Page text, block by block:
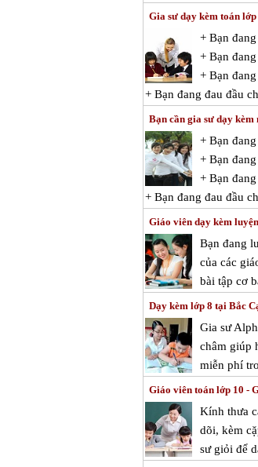
Gia sư dạy kèm toán
+ Bạn
+ Bạn
+ Bạn
+ Bạn đang đau đầu
Bạn cần gia sư dạy
+ Bạn
+ Bạn
+ Bạn
+ Bạn đang đau đầu
Giáo viên dạy kèm
Bạn đang
của các
bài tập cơ
Dạy kèm lớp 8 tại Bắc
Gia sư
châm giúp
miễn phí
Giáo viên toán lớp 10 -
Kính thưa
dõi, kèm
sư giỏi để